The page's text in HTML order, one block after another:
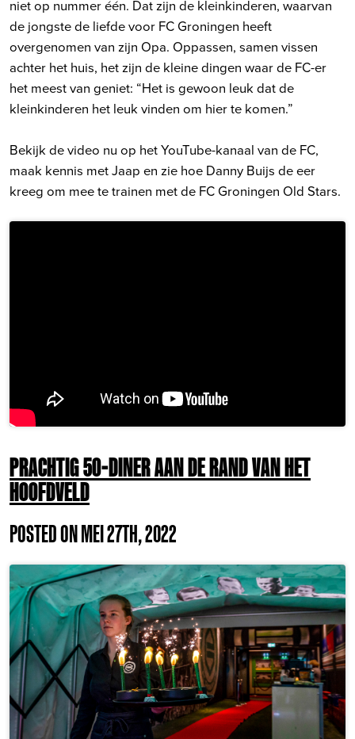
niet op nummer één. Dat zijn de kleinkinderen, waarvan
de jongste de liefde voor FC Groningen heeft
overgenomen van zijn Opa. Oppassen, samen vissen
achter het huis, het zijn de kleine dingen waar de FC-er
het meest van geniet: “Het is gewoon leuk dat de
kleinkinderen het leuk vinden om hier te komen.”
Bekijk de video nu op het YouTube-kanaal van de FC,
maak kennis met Jaap en zie hoe Danny Buijs de eer
kreeg om mee te trainen met de FC Groningen Old Stars.
PRACHTIG 50-DINER AAN DE RAND VAN HET
HOOFDVELD
POSTED ON MEI 27TH, 2022